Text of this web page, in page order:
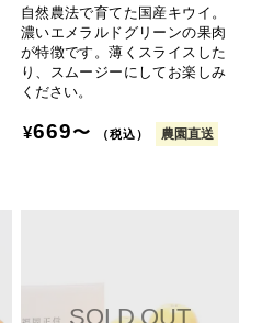
自然農法で育てた国産キウイ。
濃いエメラルドグリーンの果肉
が特徴です。薄くスライスした
り、スムージーにしてお楽しみ
ください。
¥669〜 （税込） 農園直送